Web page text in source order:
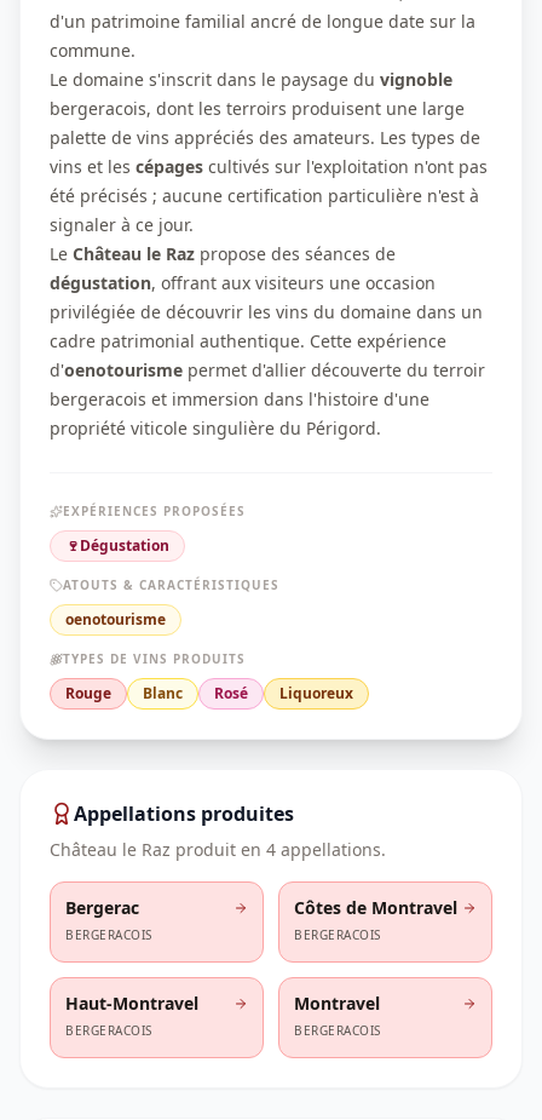
d'un patrimoine familial ancré de longue date sur la
commune.
Le domaine s'inscrit dans le paysage du vignoble
bergeracois, dont les terroirs produisent une large
palette de vins appréciés des amateurs. Les types de
vins et les cépages cultivés sur l'exploitation n'ont pas
été précisés ; aucune certification particulière n'est à
signaler à ce jour.
Le Château le Raz propose des séances de
dégustation, offrant aux visiteurs une occasion
privilégiée de découvrir les vins du domaine dans un
cadre patrimonial authentique. Cette expérience
d'oenotourisme permet d'allier découverte du terroir
bergeracois et immersion dans l'histoire d'une
propriété viticole singulière du Périgord.
EXPÉRIENCES PROPOSÉES
🍷Dégustation
ATOUTS & CARACTÉRISTIQUES
oenotourisme
TYPES DE VINS PRODUITS
Rouge Blanc Rosé Liquoreux
Appellations produites
Château le Raz produit en 4 appellations.
Bergerac
BERGERACOIS
Côtes de Montravel
BERGERACOIS
Haut-Montravel
BERGERACOIS
Montravel
BERGERACOIS